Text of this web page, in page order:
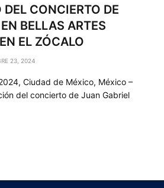
DEL CONCIERTO DE
BELLAS ARTES
EL ZÓCALO
23, 2024
Ciudad de México, México –
del concierto de Juan Gabriel